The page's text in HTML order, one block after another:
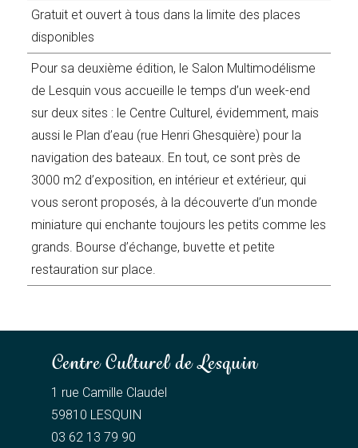
Gratuit et ouvert à tous dans la limite des places
disponibles
Pour sa deuxième édition, le Salon Multimodélisme
de Lesquin vous accueille le temps d’un week-end
sur deux sites : le Centre Culturel, évidemment, mais
aussi le Plan d’eau (rue Henri Ghesquière) pour la
navigation des bateaux. En tout, ce sont près de
3000 m2 d’exposition, en intérieur et extérieur, qui
vous seront proposés, à la découverte d’un monde
miniature qui enchante toujours les petits comme les
grands. Bourse d’échange, buvette et petite
restauration sur place.
Centre Culturel de Lesquin
1 rue Camille Claudel
59810 LESQUIN
03 62 13 79 90